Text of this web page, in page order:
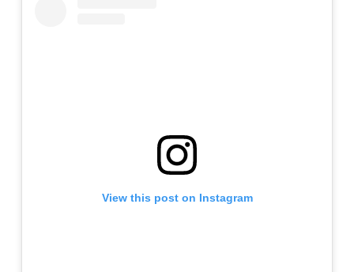
View this post on Instagram